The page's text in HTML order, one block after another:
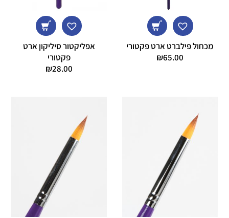
מכחול פילברט ארט פקטורי
₪65.00
אפליקטור סיליקון ארט
פקטורי
₪28.00